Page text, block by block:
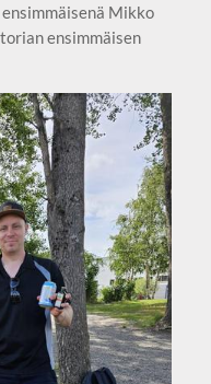
Mikko
ensimmäisen